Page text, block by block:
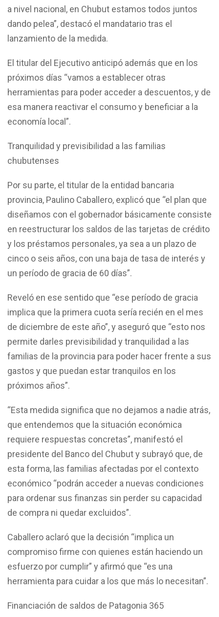
a nivel nacional, en Chubut estamos todos juntos
dando pelea”, destacó el mandatario tras el
lanzamiento de la medida.
El titular del Ejecutivo anticipó además que en los
próximos días “vamos a establecer otras
herramientas para poder acceder a descuentos, y de
esa manera reactivar el consumo y beneficiar a la
economía local”.
Tranquilidad y previsibilidad a las familias
chubutenses
Por su parte, el titular de la entidad bancaria
provincia, Paulino Caballero, explicó que “el plan que
diseñamos con el gobernador básicamente consiste
en reestructurar los saldos de las tarjetas de crédito
y los préstamos personales, ya sea a un plazo de
cinco o seis años, con una baja de tasa de interés y
un período de gracia de 60 días”.
Reveló en ese sentido que “ese período de gracia
implica que la primera cuota sería recién en el mes
de diciembre de este año”, y aseguró que “esto nos
permite darles previsibilidad y tranquilidad a las
familias de la provincia para poder hacer frente a sus
gastos y que puedan estar tranquilos en los
próximos años”.
“Esta medida significa que no dejamos a nadie atrás,
que entendemos que la situación económica
requiere respuestas concretas”, manifestó el
presidente del Banco del Chubut y subrayó que, de
esta forma, las familias afectadas por el contexto
económico “podrán acceder a nuevas condiciones
para ordenar sus finanzas sin perder su capacidad
de compra ni quedar excluidos”.
Caballero aclaró que la decisión “implica un
compromiso firme con quienes están haciendo un
esfuerzo por cumplir” y afirmó que “es una
herramienta para cuidar a los que más lo necesitan”.
Financiación de saldos de Patagonia 365